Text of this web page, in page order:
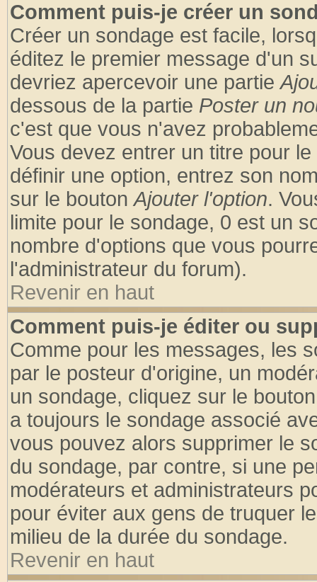
Comment puis-je créer un
Créer un sondage est facile,
éditez le premier message d'un
devriez apercevoir une partie
dessous de la partie Poster un
c'est que vous n'avez
Vous devez entrer un titre pour
définir une option, entrez son
sur le boutonAjouter l'option.
limite pour le sondage, 0 est un
nombre d'options que vous
l'administrateur du forum).
Revenir en haut
Comment puis-je éditer ou
Comme pour les messages, les
par le posteur d'origine, un
un sondage, cliquez sur le
a toujours le sondage associé
vous pouvez alors supprimer le
du sondage, par contre, si une
modérateurs et administrateurs
pour éviter aux gens de truquer
milieu de la durée du sondage.
Revenir en haut